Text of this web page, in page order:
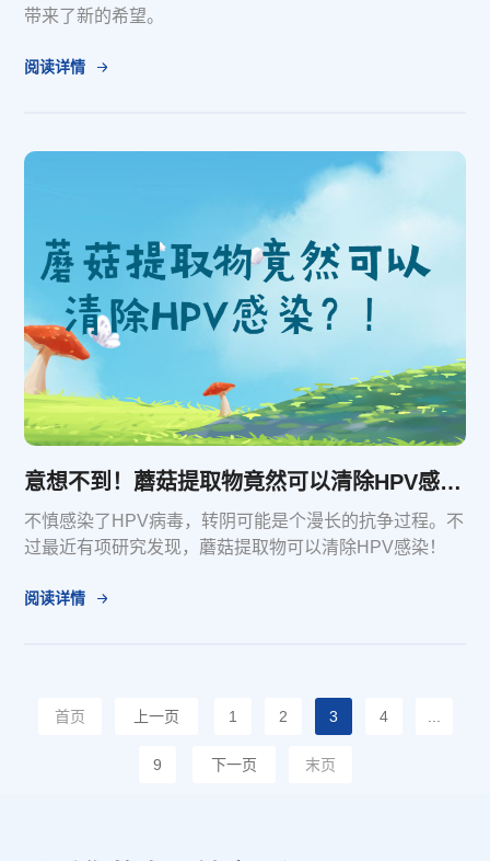
带来了新的希望。
阅读详情
意想不到！蘑菇提取物竟然可以清除HPV感染？！
不慎感染了HPV病毒，转阴可能是个漫长的抗争过程。不
过最近有项研究发现，蘑菇提取物可以清除HPV感染！
阅读详情
首页 上一页 1 2 3 4 ...
9 下一页 末页